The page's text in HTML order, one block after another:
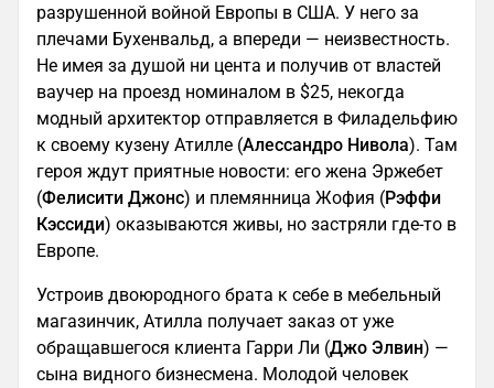
разрушенной войной Европы в США. У него за
плечами Бухенвальд, а впереди — неизвестность.
Не имея за душой ни цента и получив от властей
ваучер на проезд номиналом в $25, некогда
модный архитектор отправляется в Филадельфию
к своему кузену Атилле (Алессандро Нивола). Там
героя ждут приятные новости: его жена Эржебет
(Фелисити Джонс) и племянница Жофия (Рэффи
Кэссиди) оказываются живы, но застряли где-то в
Европе.
Устроив двоюродного брата к себе в мебельный
магазинчик, Атилла получает заказ от уже
обращавшегося клиента Гарри Ли (Джо Элвин) —
сына видного бизнесмена. Молодой человек